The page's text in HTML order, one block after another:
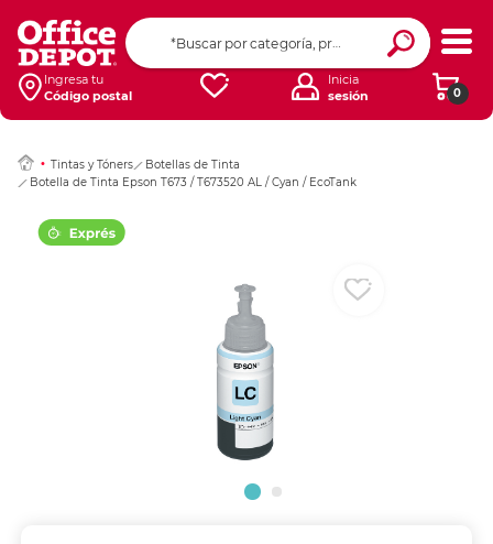
Ingresa tu
Código postal
0
Inicia
sesión
Tintas y Tóners
Botellas de Tinta
Botella de Tinta Epson T673 / T673520 AL / Cyan / EcoTank
Ingresar Codigo